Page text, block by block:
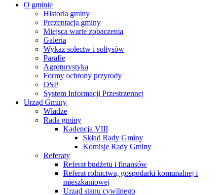
O gminie
Historia gminy
Prezentacja gminy
Miejsca warte zobaczenia
Galeria
Wykaz sołectw i sołtysów
Parafie
Agroturystyka
Formy ochrony przyrody
OSP
System Informacji Przestrzennej
Urząd Gminy
Władze
Rada gminy
Kadencja VIII
Skład Rady Gminy
Komisje Rady Gminy
Referaty
Referat budżetu i finansów
Referat rolnictwa, gospodarki komunalnej i
mieszkaniowej
Urząd stanu cywilnego